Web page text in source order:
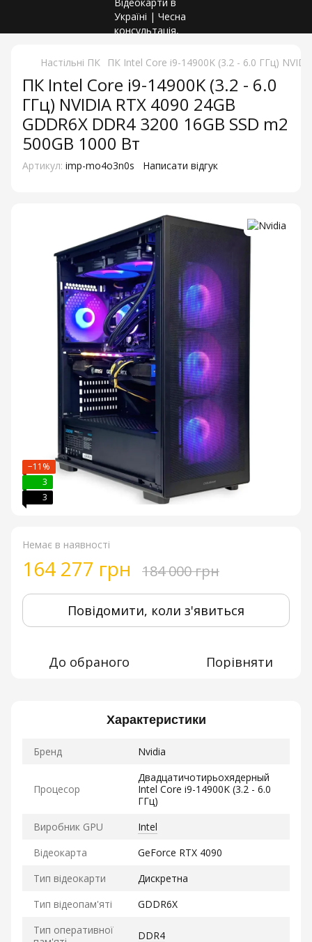
Настільні ПК ПК Intel Core i9-14900K (3.2 - 6.0 ГГц)
ПК Intel Core i9-14900K (3.2 - 6.0
ГГц) NVIDIA RTX 4090 24GB
GDDR6X DDR4 3200 16GB SSD m2
500GB 1000 Вт
Артикул: imp-mo4o3n0s Написати відгук
−11%
3
3
Немає в наявності
164 277 грн 184 000 грн
Повідомити, коли з'явиться
До обраного Порівняти
Характеристики
Бренд Nvidia
Процесор
Двадцатичотирьохядерный
Intel Core i9-14900K (3.2 - 6.0
ГГц)
Виробник GPU
Intel
Відеокарта
GeForce RTX 4090
Тип відеокарти
Дискретна
Тип відеопам'яті
GDDR6X
Тип оперативної
DDR4